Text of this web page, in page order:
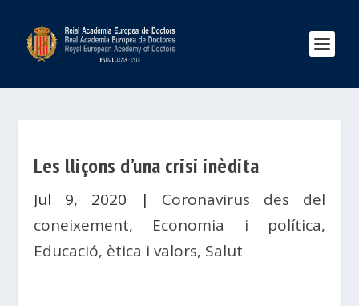
Les lliçons d’una crisi inèdita
Jul 9, 2020 | Coronavirus des del
coneixement, Economia i política,
Educació, ètica i valors, Salut